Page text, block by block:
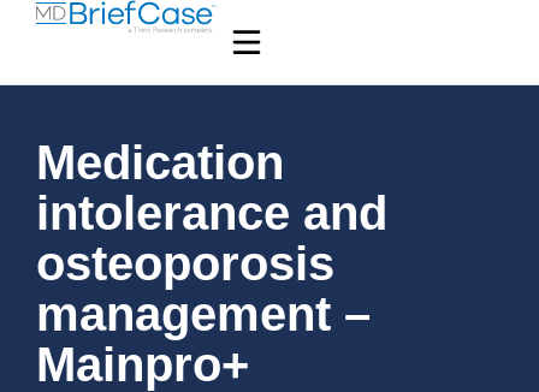
Medication
intolerance and
osteoporosis
management –
Mainpro+